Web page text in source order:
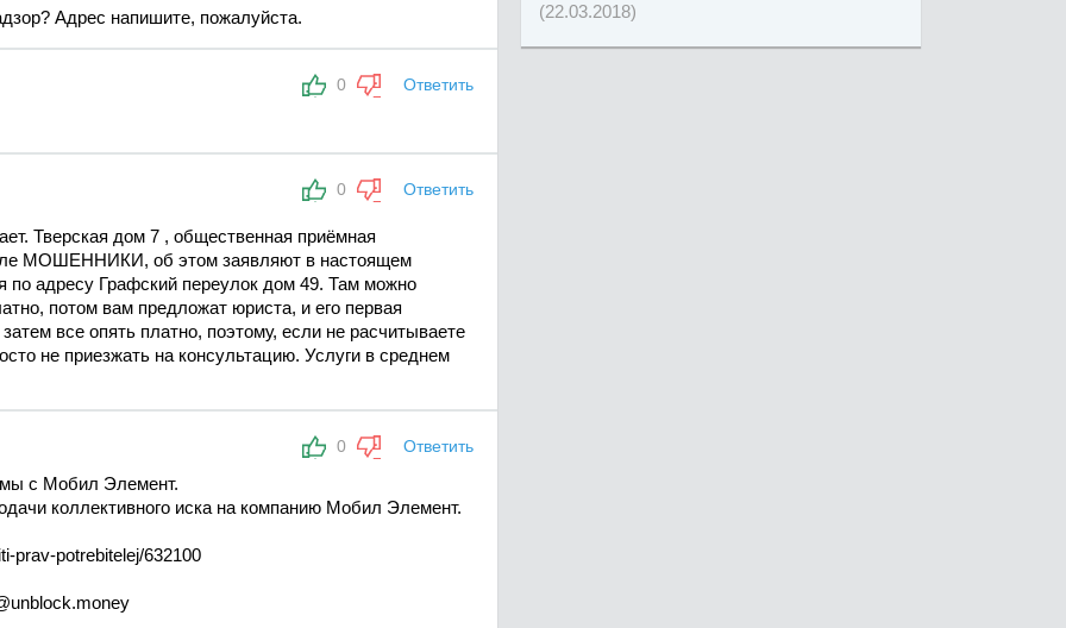
Адрес напишите, пожалуйста.
0 Ответить
0 Ответить
Тверская дом 7 , общественная приёмная
МОШЕННИКИ, об этом заявляют в настоящем
по адресу Графский переулок дом 49. Там можно
потом вам предложат юриста, и его первая
все опять платно, поэтому, если не расчитываете
не приезжать на консультацию. Услуги в среднем
0 Ответить
с Мобил Элемент.
коллективного иска на компанию Мобил Элемент.
prav-potrebitelej/632100
(22.03.2018)